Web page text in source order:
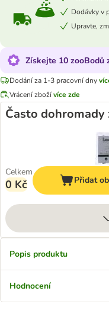
Dodávky v
Upravte,
Získejte 10 zooBodů
Dodání za 1-3 pracovní dny
Vrácení zbožívíce zde
Často
Celkem
0 Kč Přidat
Popis produktu
Hodnocení